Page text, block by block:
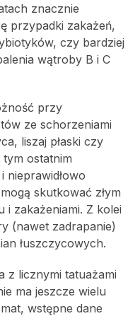
znacznie
przypadki zakażeń,
czy bardziej
wątroby B i C
przy
ze schorzeniami
liszaj płaski czy
ostatnim
nieprawidłowo
skutkować złym
i zakażeniami. Z kolei
(nawet zadrapanie)
łuszczycowych.
z licznymi tatuażami
ma jeszcze wielu
wstępne dane